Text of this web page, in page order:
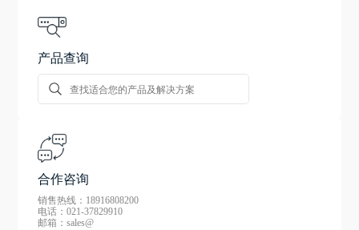
产品查询
合作咨询
销售热线：18916808200
电话：021-37829910
邮箱：sales@